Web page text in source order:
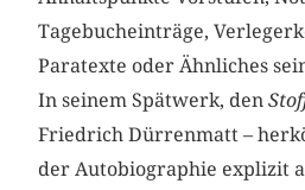
Tagebucheinträge,
Paratexte oder Ähnliches
In seinem Spätwerk, den
Friedrich Dürrenmatt –
der Autobiographie explizit